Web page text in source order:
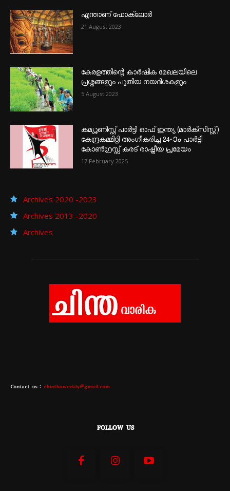
എന്താണ്‌ ഫോക്‌ലോർ
21 August 2023
കേരളത്തിന്റെ കാർഷിക മേഖലയിലെ
പ്രശ്നങ്ങളും പുതിയ നയദിശകളും
5 August 2023
കമ്യൂണിസ്റ്റ് പാർട്ടി ഓഫ് ഇന്ത്യ (മാർക്സിസ്റ്റ്)
കേന്ദ്രകമ്മിറ്റി അംഗീകരിച്ച 24‐ാം പാർട്ടി
കോൺഗ്രസ്സ് കരട് രാഷ്ട്രീയ പ്രമേയം
17 February 2025
Archives 2020 -2023
Archives 2013 -2020
Archives
Contact us : chinthaweekly@gmail.com
FOLLOW US